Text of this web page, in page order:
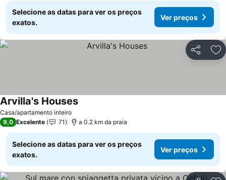
Selecione as datas para ver os preços
exatos.
Ver preços
Partilhar
Casa/apartamento inteiro
Arvilla's HousesVer preços
9,0 Excelente 71 a 0.2 km da praia
Selecione as datas para ver os preços
exatos.
Ver preços